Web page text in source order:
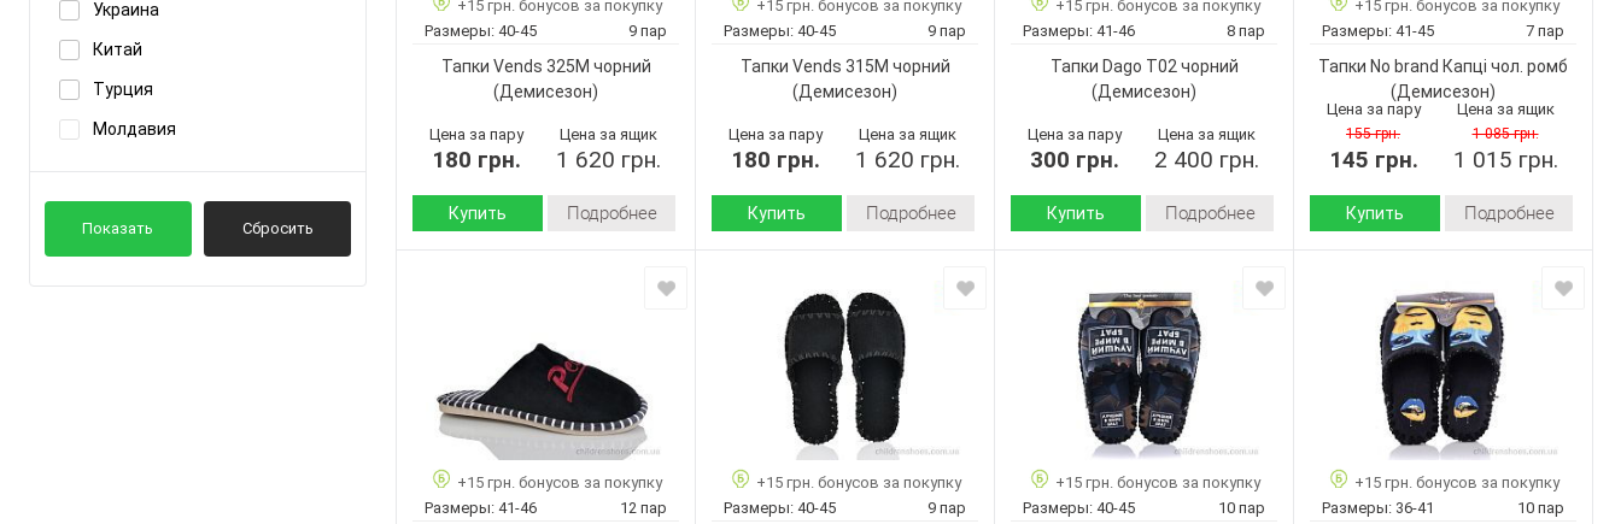
JH-ЯН
Показать ещё 22
Украина
Китай
Турция
Молдавия
Показать Сбросить
Размер:
Черный
Кол-во пар: 9
Пол: Мужчины
Цвет: Черный Размер: 41-45
Цвет: Черный
Пол: Мужчины
+15 грн. бонусов за покупку
Размеры: 40-45 9 пар
Тапки Vends 325M чорний
(Демисезон)
Цена за пару
180 грн.
Цена за ящик
1 620 грн.
Купить Подробнее
производитель:
Vends
Артикул:
чорний
40-45
Кол-во пар: 9
+15 грн. бонусов за покупку
Размеры: 40-45 9 пар
Тапки Vends 315M чорний
(Демисезон)
Цена за пару
180 грн.
Цена за ящик
1 620 грн.
Купить Подробнее
Материал верха: войлок
производитель:
Украина
Vends
315M
чорний
40-45
Кол-во пар: 9
+15 грн. бонусов за покупку
Размеры: 41-46 8 пар
Тапки Dago T02 чорний
(Демисезон)
Цена за пару
300 грн.
Цена за ящик
2 400 грн.
Купить Подробнее
Материал верха:
искусственная
замша
Подошва : Пвх
производитель:
Украина
Dago
T02 чорний
Размер: 41-46
+15 грн. бонусов за покупку
Размеры: 41-45 7 пар
Тапки No brand Капці чол. ромб
(Демисезон)
Цена за пару
155 грн.
145 грн.
Цена за ящик
1 085 грн.
1 015 грн.
Купить Подробнее
Материал верха: Текстиль
Подошва : Пвх
производитель:
Турция
No brand
Капці чол.
ромб
Размер: 41-45
+15 грн. бонусов за покупку
Размеры: 41-46 12 пар
+15 грн. бонусов за покупку
Размеры: 40-45 9 пар
+15 грн. бонусов за покупку
Размеры: 40-45 10 пар
+15 грн. бонусов за покупку
Размеры: 36-41 10 пар